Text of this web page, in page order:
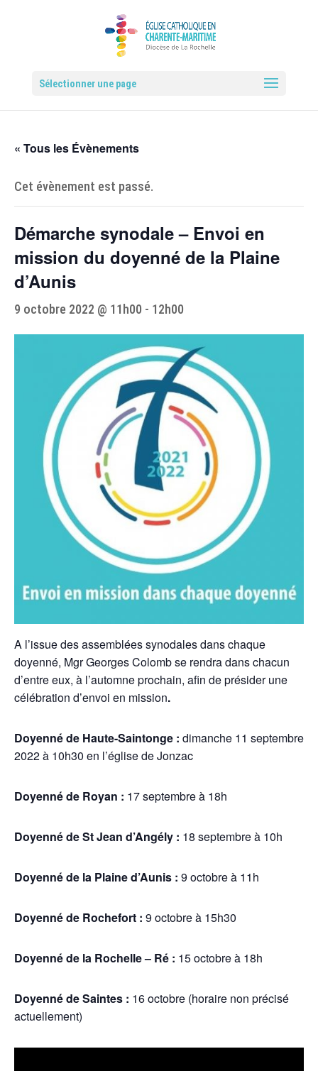
Sélectionner une page
« Tous les Évènements
Cet évènement est passé.
Démarche synodale – Envoi en
mission du doyenné de la Plaine
d’Aunis
9 octobre 2022 @ 11h00 - 12h00
A l’issue des assemblées synodales dans chaque
doyenné, Mgr Georges Colomb se rendra dans chacun
d’entre eux, à l’automne prochain, afin de présider une
célébration d’envoi en mission.
Doyenné de Haute-Saintonge : dimanche 11 septembre
2022 à 10h30 en l’église de Jonzac
Doyenné de Royan : 17 septembre à 18h
Doyenné de St Jean d’Angély : 18 septembre à 10h
Doyenné de la Plaine d’Aunis : 9 octobre à 11h
Doyenné de Rochefort : 9 octobre à 15h30
Doyenné de la Rochelle – Ré : 15 octobre à 18h
Doyenné de Saintes : 16 octobre (horaire non précisé
actuellement)